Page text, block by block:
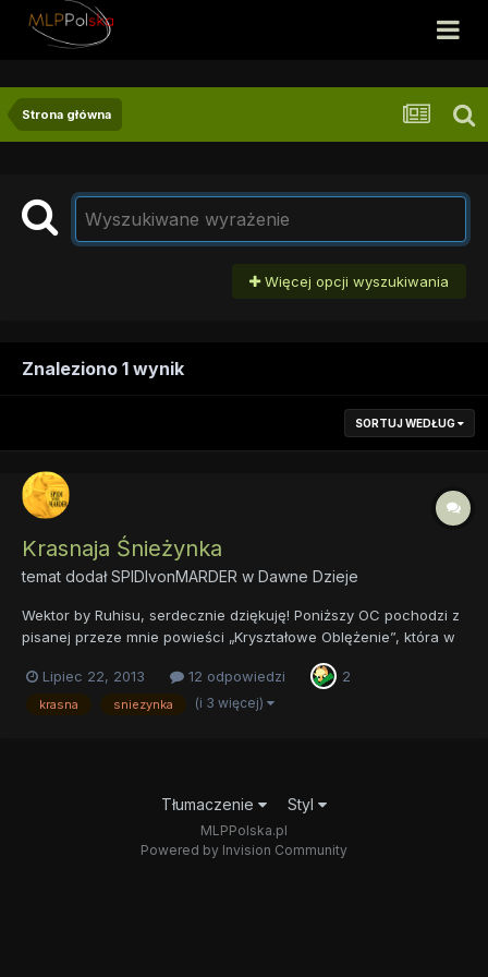
Strona główna
Więcej opcji wyszukiwania
Znaleziono 1 wynik
SORTUJ WEDŁUG
Krasnaja Śnieżynka
temat dodałSPIDIvonMARDER w Dawne Dzieje
Wektor by Ruhisu, serdecznie dziękuję! Poniższy OC pochodzi z
pisanej przeze mnie powieści „Kryształowe Oblężenie”, która w
Sombria to komunistyczne państwo zarządzane przez Sombrę.
Fabuła dzieje się około 8 lat po końcu III sezonu, odcinka...
Lipiec 22, 2013 12 odpowiedzi 2
krasna sniezynka (i 3 więcej)
Tłumaczenie Styl
MLPPolska.pl
Powered by Invision Community